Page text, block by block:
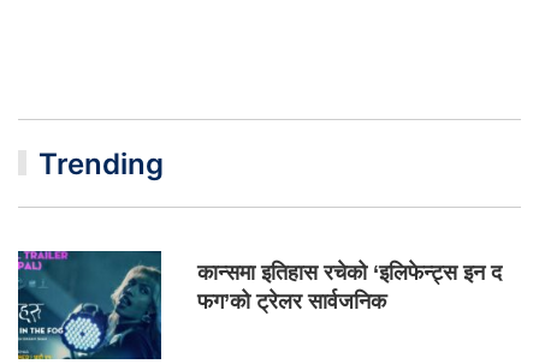
Trending
कान्समा इतिहास रचेको ‘इलिफेन्ट्स इन द
फग’को ट्रेलर सार्वजनिक